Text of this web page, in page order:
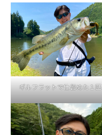
ギルフラットで仕留めた１匹